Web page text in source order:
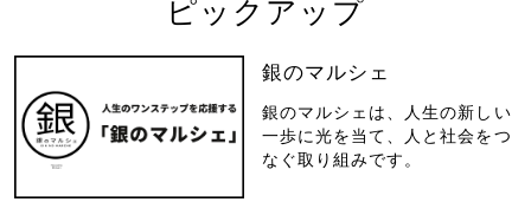
ピックアップ
銀のマルシェ
銀のマルシェは、人生の新しい
一歩に光を当て、人と社会をつ
なぐ取り組みです。